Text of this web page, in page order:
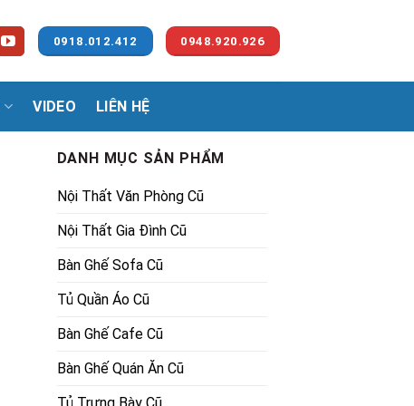
0918.012.412 0948.920.926
VIDEO LIÊN HỆ
DANH MỤC SẢN PHẨM
Nội Thất Văn Phòng Cũ
Nội Thất Gia Đình Cũ
Bàn Ghế Sofa Cũ
Tủ Quần Áo Cũ
Bàn Ghế Cafe Cũ
Bàn Ghế Quán Ăn Cũ
Tủ Trưng Bày Cũ